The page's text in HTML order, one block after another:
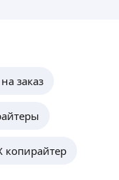
заказ
копирайтер